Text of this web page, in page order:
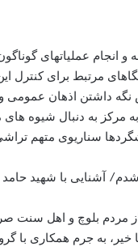
و انجام عملیاتهای
مرتبط برای کنترل
نگه داشتن اذهان عمومی
مرکز به دنبال شیوه های
سناریوی متهم
آشنایی با شهید حامد
از مردم بلوچ و اهل سنت
خیر، به جرم همکاری با